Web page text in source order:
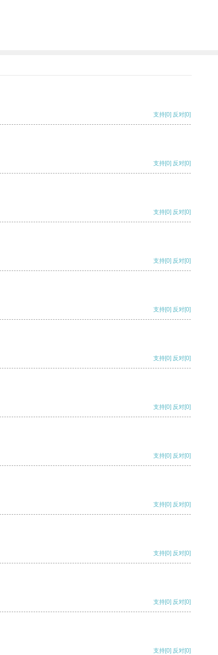
支持[0] 反对[0]
支持[0] 反对[0]
支持[0] 反对[0]
支持[0] 反对[0]
支持[0] 反对[0]
支持[0] 反对[0]
支持[0] 反对[0]
支持[0] 反对[0]
支持[0] 反对[0]
支持[0] 反对[0]
支持[0] 反对[0]
支持[0] 反对[0]